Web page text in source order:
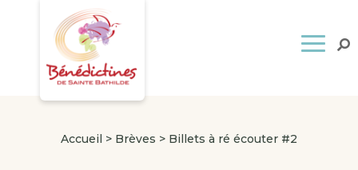
Accueil > Brèves > Billets à ré écouter #2